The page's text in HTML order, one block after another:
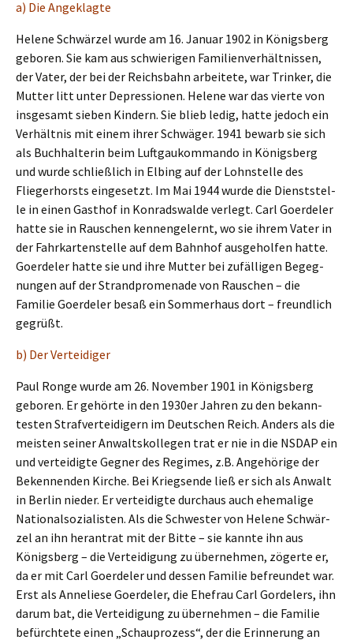
a) Die Angeklagte
Helene Schwär­zel wurde am 16. Januar 1902 in Königs­berg
geboren. Sie kam aus schwie­ri­gen Famili­en­ver­hält­nis­sen,
der Vater, der bei der Reichs­bahn arbei­te­te, war Trinker, die
Mutter litt unter Depres­sio­nen. Helene war das vierte von
insge­samt sieben Kindern. Sie blieb ledig, hatte jedoch ein
Verhält­nis mit einem ihrer Schwä­ger. 1941 bewarb sie sich
als Buchhal­te­rin beim Luftgau­kom­man­do in Königs­berg
und wurde schließ­lich in Elbing auf der Lohnstel­le des
Flieger­horsts einge­setzt. Im Mai 1944 wurde die Dienst­stel­
le in einen Gasthof in Konrad­s­wal­de verlegt. Carl Goerde­ler
hatte sie in Rauschen kennen­ge­lernt, wo sie ihrem Vater in
der Fahrkar­ten­stel­le auf dem Bahnhof ausge­hol­fen hatte.
Goerde­ler hatte sie und ihre Mutter bei zufäl­li­gen Begeg­
nun­gen auf der Strand­pro­me­na­de von Rauschen – die
Familie Goerde­ler besaß ein Sommer­haus dort – freund­lich
gegrüßt.
b) Der Verteidiger
Paul Ronge wurde am 26. Novem­ber 1901 in Königs­berg
geboren. Er gehör­te in den 1930er Jahren zu den bekann­
tes­ten Straf­ver­tei­di­gern im Deutschen Reich. Anders als die
meisten seiner Anwalts­kol­le­gen trat er nie in die NSDAP ein
und vertei­dig­te Gegner des Regimes, z.B. Angehö­ri­ge der
Beken­nen­den Kirche. Bei Kriegs­en­de ließ er sich als Anwalt
in Berlin nieder. Er vertei­dig­te durch­aus auch ehema­li­ge
Natio­nal­so­zia­lis­ten. Als die Schwes­ter von Helene Schwär­
zel an ihn heran­trat mit der Bitte – sie kannte ihn aus
Königs­berg – die Vertei­di­gung zu überneh­men, zöger­te er,
da er mit Carl Goerde­ler und dessen Familie befreun­det war.
Erst als Annelie­se Goerde­ler, die Ehefrau Carl Gorde­lers, ihn
darum bat, die Vertei­di­gung zu überneh­men – die Familie
befürch­te­te einen „Schau­pro­zess“, der die Erinne­rung an